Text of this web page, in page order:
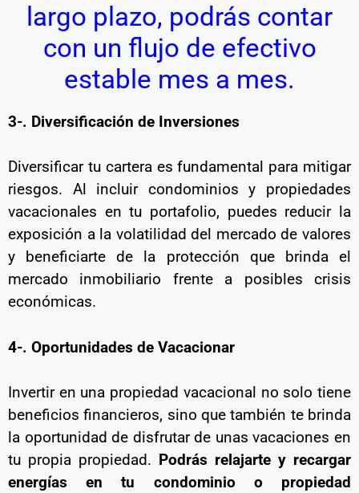
largo plazo, podrás contar
con un flujo de efectivo
estable mes a mes.
3-. Diversificación de Inversiones
Diversificar tu cartera es fundamental para mitigar
riesgos. Al incluir condominios y propiedades
vacacionales en tu portafolio, puedes reducir la
exposición a la volatilidad del mercado de valores
y beneficiarte de la protección que brinda el
mercado inmobiliario frente a posibles crisis
económicas.
4-. Oportunidades de Vacacionar
Invertir en una propiedad vacacional no solo tiene
beneficios financieros, sino que también te brinda
la oportunidad de disfrutar de unas vacaciones en
tu propia propiedad. Podrás relajarte y recargar
energías en tu condominio o propiedad